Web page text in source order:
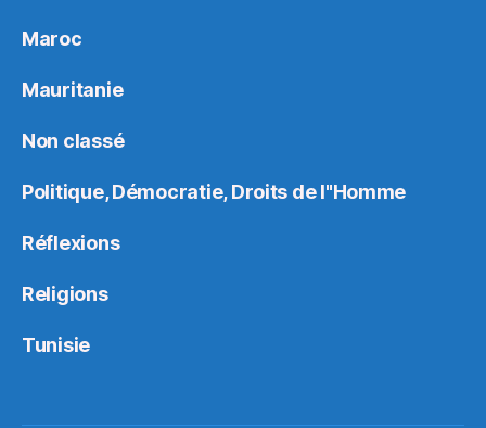
Maroc
Mauritanie
Non classé
Politique, Démocratie, Droits de l"Homme
Réflexions
Religions
Tunisie